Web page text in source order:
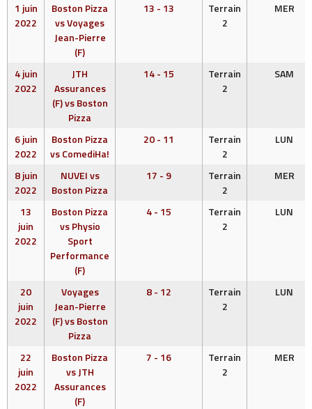
1 juin
2022
Boston Pizza
vs Voyages
Jean-Pierre
(F)
13 - 13
Terrain
2
MER
4 juin
2022
JTH
Assurances
(F) vs Boston
Pizza
14 - 15
Terrain
2
SAM
6 juin
2022
Boston Pizza
vs ComediHa!
20 - 11
Terrain
2
LUN
8 juin
2022
NUVEI vs
Boston Pizza
17 - 9
Terrain
2
MER
13
juin
2022
Boston Pizza
vs Physio
Sport
Performance
(F)
4 - 15
Terrain
2
LUN
20
juin
2022
Voyages
Jean-Pierre
(F) vs Boston
Pizza
8 - 12
Terrain
2
LUN
22
juin
2022
Boston Pizza
vs JTH
Assurances
(F)
7 - 16
Terrain
2
MER